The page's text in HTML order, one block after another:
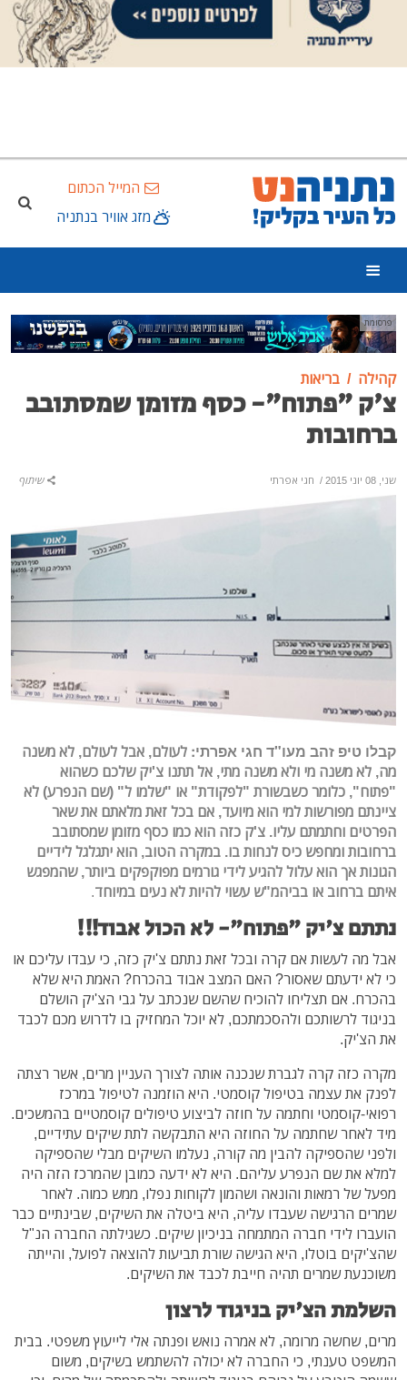
המייל הכתום
מזג אוויר בנתניה
פרסומת
קהילה בריאות
צ'ק "פתוח"- כסף מזומן שמסתובב
ברחובות
שני, 08 יוני 2015 / חגי אפרתי שיתוף
קבלו טיפ זהב מעו"ד חגי אפרתי: לעולם, אבל לעולם, לא משנה
מה, לא משנה מי ולא משנה מתי, אל תתנו צ'יק שלכם כשהוא
"פתוח", כלומר כשבשורת "לפקודת" או "שלמו ל" (שם הנפרע) לא
ציינתם מפורשות למי הוא מיועד, אם בכל זאת מלאתם את שאר
הפרטים וחתמתם עליו. צ'ק כזה הוא כמו כסף מזומן שמסתובב
ברחובות ומחפש כיס לנחות בו. במקרה הטוב, הוא יתגלגל לידיים
הגונות אך הוא עלול להגיע לידי גורמים מפוקפקים ביותר, שהמפגש
איתם ברחוב או בביהמ"ש עשוי להיות לא נעים במיוחד.
נתתם צ'יק "פתוח"- לא הכול אבוד!!!
אבל מה לעשות אם קרה ובכל זאת נתתם צ'יק כזה, כי עבדו עליכם או
כי לא ידעתם שאסור? האם המצב אבוד בהכרח? האמת היא שלא
בהכרח. אם תצליחו להוכיח שהשם שנכתב על גבי הצ'יק הושלם
בניגוד לרשותכם ולהסכמתכם, לא יוכל המחזיק בו לדרוש מכם לכבד
את הצ'יק.
מקרה כזה קרה לגברת שנכנה אותה לצורך העניין מרים, אשר רצתה
לפנק את עצמה בטיפול קוסמטי. היא הוזמנה לטיפול במרכז
רפואי-קוסמטי וחתמה על חוזה לביצוע טיפולים קוסמטיים בהמשכים.
מיד לאחר שחתמה על החוזה היא התבקשה לתת שיקים עתידיים,
ולפני שהספיקה להבין מה קורה, נעלמו השיקים מבלי שהספיקה
למלא את שם הנפרע עליהם. היא לא ידעה כמובן שהמרכז הזה היה
מפעל של רמאות והונאה ושהמון לקוחות נפלו, ממש כמוה. לאחר
שמרים הרגישה שעבדו עליה, היא ביטלה את השיקים, שבינתיים כבר
הועברו לידי חברה המתמחה בניכיון שיקים. כשגילתה החברה הנ"ל
שהצ'יקים בוטלו, היא הגישה שורת תביעות להוצאה לפועל, והייתה
משוכנעת שמרים תהיה חייבת לכבד את השיקים.
השלמת הצ'יק בניגוד לרצון
מרים, שחשה מרומה, לא אמרה נואש ופנתה אלי לייעוץ משפטי. בבית
המשפט טענתי, כי החברה לא יכולה להשתמש בשיקים, משום